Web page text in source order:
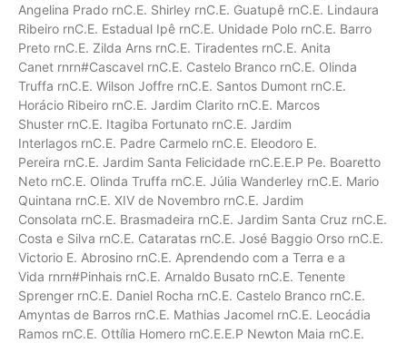
Angelina Prado rnC.E. Shirley rnC.E. Guatupê rnC.E. Lindaura
Ribeiro rnC.E. Estadual Ipê rnC.E. Unidade Polo rnC.E. Barro
Preto rnC.E. Zilda Arns rnC.E. Tiradentes rnC.E. Anita
Canet rnrn#Cascavel rnC.E. Castelo Branco rnC.E. Olinda
Truffa rnC.E. Wilson Joffre rnC.E. Santos Dumont rnC.E.
Horácio Ribeiro rnC.E. Jardim Clarito rnC.E. Marcos
Shuster rnC.E. Itagiba Fortunato rnC.E. Jardim
Interlagos rnC.E. Padre Carmelo rnC.E. Eleodoro E.
Pereira rnC.E. Jardim Santa Felicidade rnC.E.E.P Pe. Boaretto
Neto rnC.E. Olinda Truffa rnC.E. Júlia Wanderley rnC.E. Mario
Quintana rnC.E. XIV de Novembro rnC.E. Jardim
Consolata rnC.E. Brasmadeira rnC.E. Jardim Santa Cruz rnC.E.
Costa e Silva rnC.E. Cataratas rnC.E. José Baggio Orso rnC.E.
Victorio E. Abrosino rnC.E. Aprendendo com a Terra e a
Vida rnrn#Pinhais rnC.E. Arnaldo Busato rnC.E. Tenente
Sprenger rnC.E. Daniel Rocha rnC.E. Castelo Branco rnC.E.
Amyntas de Barros rnC.E. Mathias Jacomel rnC.E. Leocádia
Ramos rnC.E. Ottília Homero rnC.E.E.P Newton Maia rnC.E.